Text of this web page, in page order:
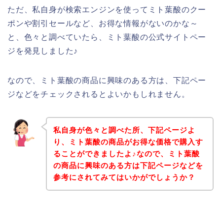
ただ、私自身が検索エンジンを使ってミト葉酸のクー
ポンや割引セールなど、お得な情報がないのかな～
と、色々と調べていたら、ミト葉酸の公式サイトペー
ジを発見しました♪
なので、ミト葉酸の商品に興味のある方は、下記ペー
ジなどをチェックされるとよいかもしれません。
私自身が色々と調べた所、下記ページよ
り、ミト葉酸の商品がお得な価格で購入す
ることができましたよ♪なので、ミト葉酸
の商品に興味のある方は下記ページなどを
参考にされてみてはいかがでしょうか？